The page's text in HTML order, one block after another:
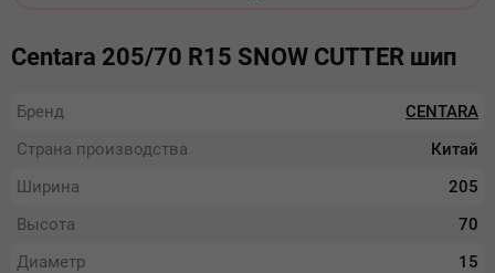
Centara 205/70 R15 SNOW CUTTER шип
Бренд
CENTARA
Страна производства
Китай
Ширина
205
Высота
70
Диаметр
15